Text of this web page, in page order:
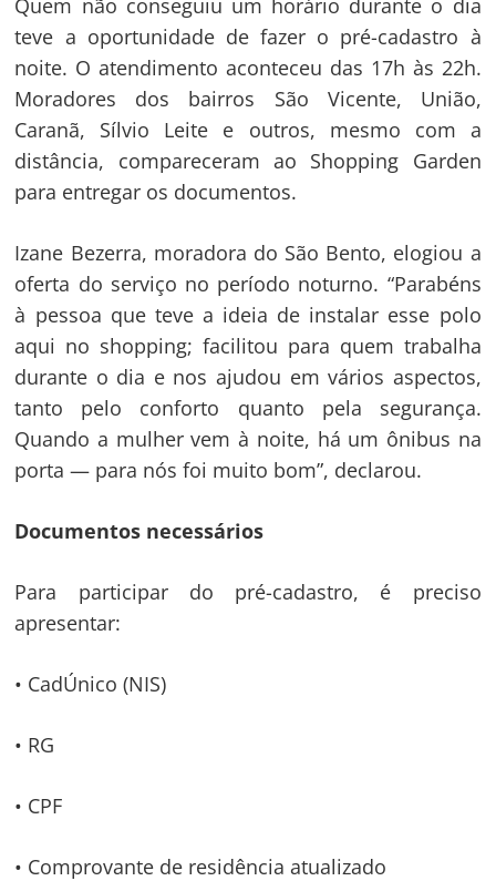
Quem não conseguiu um horário durante o dia
teve a oportunidade de fazer o pré-cadastro à
noite. O atendimento aconteceu das 17h às 22h.
Moradores dos bairros São Vicente, União,
Caranã, Sílvio Leite e outros, mesmo com a
distância, compareceram ao Shopping Garden
para entregar os documentos.
Izane Bezerra, moradora do São Bento, elogiou a
oferta do serviço no período noturno. “Parabéns
à pessoa que teve a ideia de instalar esse polo
aqui no shopping; facilitou para quem trabalha
durante o dia e nos ajudou em vários aspectos,
tanto pelo conforto quanto pela segurança.
Quando a mulher vem à noite, há um ônibus na
porta — para nós foi muito bom”, declarou.
Documentos necessários
Para participar do pré-cadastro, é preciso
apresentar:
• CadÚnico (NIS)
• RG
• CPF
• Comprovante de residência atualizado
Post